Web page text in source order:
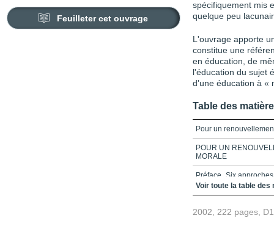
Feuilleter cet ouvrage
spécifiquement mis
quelque peu
L'ouvrage apporte
constitue une
en éducation, de
l'éducation du sujet
d'une éducation à «
Table des
Pour un
POUR UN
MORALE
Préface_Six
Avant-propos
Table des matières
Voir toute la table des
2002, 222 pages,